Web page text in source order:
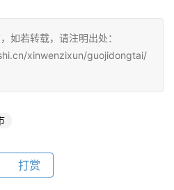
如若转载，请注明出处：
xinwenzixun/guojidongtai/
打赏